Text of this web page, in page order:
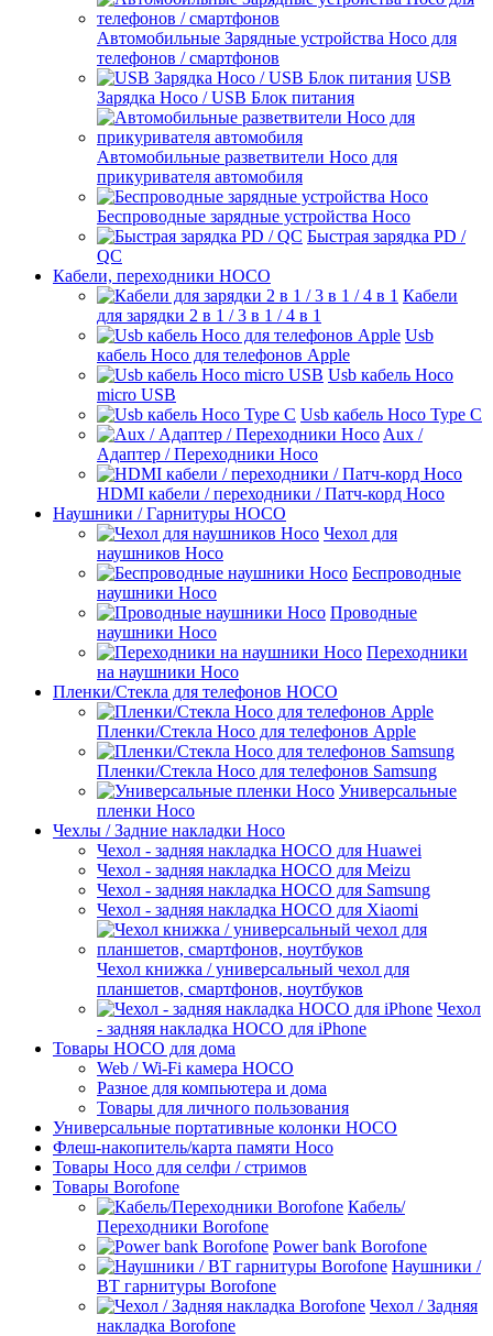
Автомобильные Зарядные устройства Hoco для
телефонов / смартфонов
USB
Зарядка Hoco / USB Блок питания
Автомобильные разветвители Hoco для
прикуривателя автомобиля
Беспроводные зарядные устройства Hoco
Быстрая зарядка PD /
QC
Кабели, переходники HOCO
Кабели
для зарядки 2 в 1 / 3 в 1 / 4 в 1
Usb
кабель Hoco для телефонов Apple
Usb кабель Hoco
micro USB
Usb кабель Hoco Type C
Aux /
Адаптер / Переходники Hoco
HDMI кабели / переходники / Патч-корд Hoco
Наушники / Гарнитуры HOCO
Чехол для
наушников Hoco
Беспроводные
наушники Hoco
Проводные
наушники Hoco
Переходники
на наушники Hoco
Пленки/Стекла для телефонов HOCO
Пленки/Стекла Hoco для телефонов Apple
Пленки/Стекла Hoco для телефонов Samsung
Универсальные
пленки Hoco
Чехлы / Задние накладки Hoco
Чехол - задняя накладка HOCO для Huawei
Чехол - задняя накладка HOCO для Meizu
Чехол - задняя накладка HOCO для Samsung
Чехол - задняя накладка HOCO для Xiaomi
Чехол книжка / универсальный чехол для
планшетов, смартфонов, ноутбуков
Чехол
- задняя накладка HOCO для iPhone
Товары HOCO для дома
Web / Wi-Fi камера HOCO
Разное для компьютера и дома
Товары для личного пользования
Универсальные портативные колонки HOCO
Флеш-накопитель/карта памяти Hoco
Товары Hoco для селфи / стримов
Товары Borofone
Кабель/
Переходники Borofone
Power bank Borofone
Наушники /
BT гарнитуры Borofone
Чехол / Задняя
накладка Borofone